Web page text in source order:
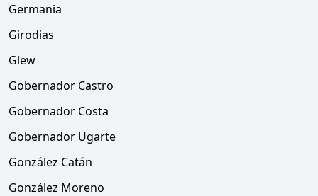
Germania
Girodias
Glew
Gobernador Castro
Gobernador Costa
Gobernador Ugarte
González Catán
González Moreno